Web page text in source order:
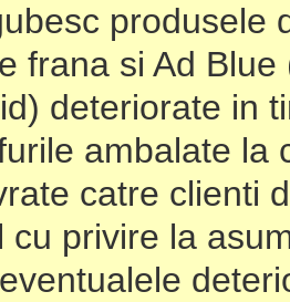
produsele
frana si Ad
deteriorate in
ambalate la
catre clienti
cu privire la